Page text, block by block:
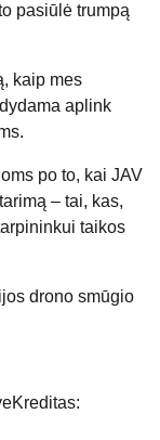
pasiūlė trumpą
kaip mes
aplink
po to, kai JAV
– tai, kas,
taikos
Kreditas: